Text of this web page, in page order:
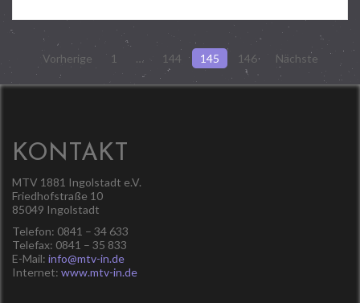
Seitennummerierung
der
Vorherige 1 … 144 145 146 Nächste
KONTAKT
MTV 1881 Ingolstadt e.V.
Friedhofstraße 10
85049 Ingolstadt
Telefon: 0841 – 34 633
Telefax: 0841 – 35 833
E-Mail: info@mtv-in.de
Internet: www.mtv-in.de